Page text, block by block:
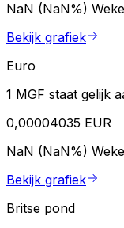
NaN (NaN%)
Bekijk grafiek
Euro
1 MGF staat gelijk
0,00004035 EUR
NaN (NaN%)
Bekijk grafiek
Britse pond